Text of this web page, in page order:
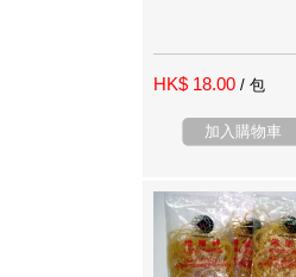
HK$ 18.00 / 包
加入購物車